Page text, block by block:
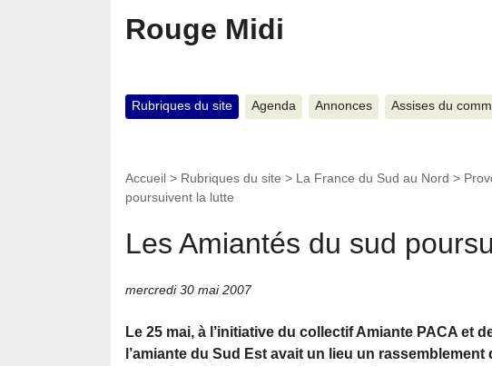
Rouge Midi
Rubriques du site Agenda Annonces Assises du
Accueil > Rubriques du site > La France du Sud au Nord >
poursuivent la lutte
Les Amiantés du sud
mercredi 30 mai 2007
Le 25 mai, à l’initiative du collectif Amiante PACA et
l’amiante du Sud Est avait un lieu un